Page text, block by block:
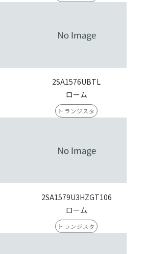
2SA1576UBTL
ローム
トランジスタ
2SA1579U3HZGT106
ローム
トランジスタ